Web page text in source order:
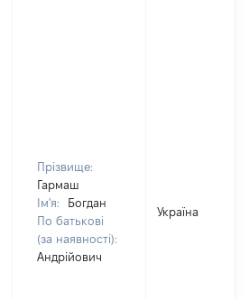
Прізвище:
Гармаш
Ім'я:
Богдан
По батькові
(за наявності):
Андрійович
Україна